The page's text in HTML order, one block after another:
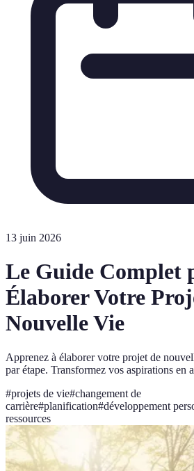
13 juin 2026
Le Guide Complet
Élaborer Votre
Nouvelle Vie
Apprenez à élaborer votre projet de
par étape. Transformez vos aspirations en
#projets de vie#changement de
carrière#planification#développement
ressources